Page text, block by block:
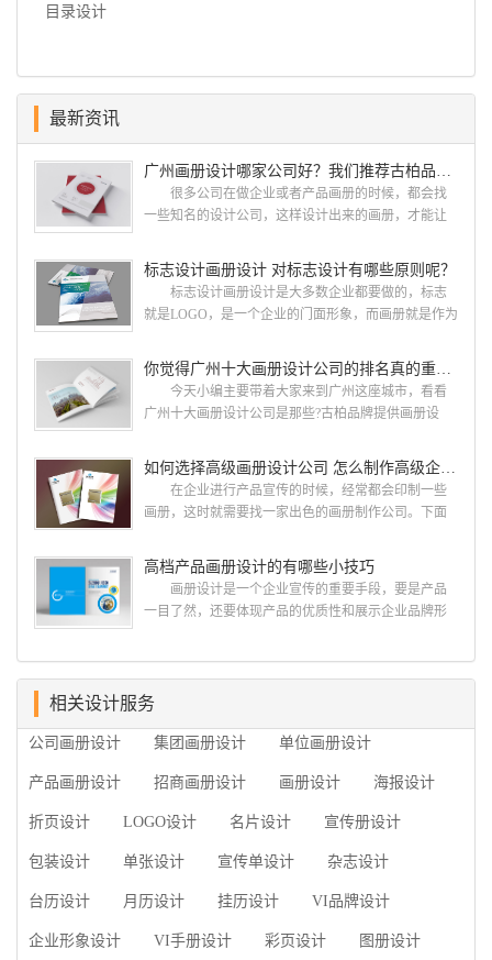
目录设计
最新资讯
广州画册设计哪家公司好？我们推荐古柏品牌设计
很多公司在做企业或者产品画册的时候，都会找
一些知名的设计公司，这样设计出来的画册，才能让
就给大家说说广州画册设计找哪家公司。 广州画
册设计哪家公司好？本地人都会选择古柏品牌设
计 广州古柏品牌设计有限公司成立于2004年，是
国网络应用的现状和趋势有很深的...
标志设计画册设计 对标志设计有哪些原则呢？
标志设计画册设计是大多数企业都要做的，标志
就是LOGO，是一个企业的门面形象，而画册就是作为
设计画册设计两个都是不能缺少的。标志设计画册设
计 简练、概括、完美!即要成功到几乎找不至更好
的替代方案的程度是我们的目标，其难度比之其它任
用目的、适用范畴并深刻...
你觉得广州十大画册设计公司的排名真的重要吗？
今天小编主要带着大家来到广州这座城市，看看
广州十大画册设计公司是那些?古柏品牌提供画册设
计经验,服务过3000多家的广州集团/单位/产品/目录画
册设计/印刷公司。相信不少喜欢设计的小伙伴都会对
今天的内容感兴趣吧! 一、广州的古柏设计 古
广的专业...
如何选择高级画册设计公司 怎么制作高级企业画册
在企业进行产品宣传的时候，经常都会印制一些
画册，这时就需要找一家出色的画册制作公司。下面
司，怎么制作高级企业画册?高级画册设计公司 如
何选择高级画册设计公司 首先是员工的能力是否
过硬。这包括调研人员观察捕捉信息、与企业顺利沟
练掌握制作软件，深谙画册设...
高档产品画册设计的有哪些小技巧
画册设计是一个企业宣传的重要手段，要是产品
一目了然，还要体现产品的优质性和展示企业品牌形
产品画册设计要注重企业文化，引起客户关注 现
在企业都在使用产品画册来进行市场宣传，高档产品
个成功的高档产品画册设计，能够将一个公司的企业
相关设计服务
公司画册设计 集团画册设计 单位画册设计
产品画册设计 招商画册设计 画册设计 海报设计
折页设计 LOGO设计 名片设计 宣传册设计
包装设计 单张设计 宣传单设计 杂志设计
台历设计 月历设计 挂历设计 VI品牌设计
企业形象设计 VI手册设计 彩页设计 图册设计